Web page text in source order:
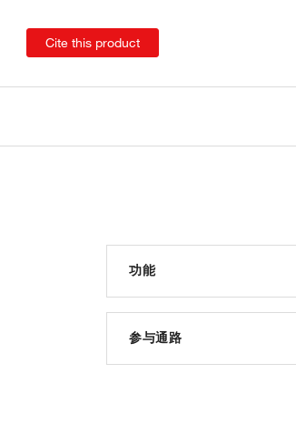
Cite this product
功能
RNA binding
cytidine deaminase activity
参与通路